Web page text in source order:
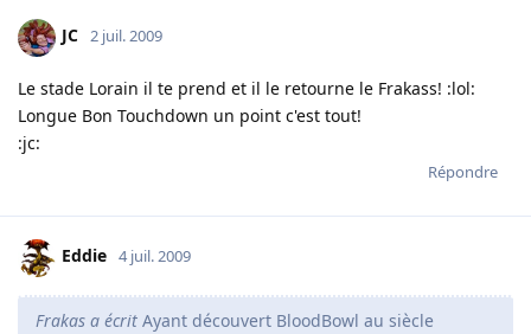
JC 2 juil. 2009
Le stade Lorain il te prend et il le retourne le Frakass! :lol:
Longue Bon Touchdown un point c'est tout!
:jc:
Répondre
Eddie 4 juil. 2009
Frakas a écrit Ayant découvert BloodBowl au siècle